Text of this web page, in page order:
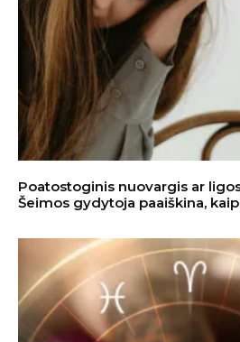
Poatostoginis nuovargis ar
Šeimos gydytoja paaiškina,